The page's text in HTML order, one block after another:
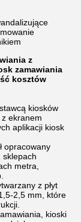
z
zamawiania
kosztów
kiosków
ekranem
aplikacji kiosk
opracowany
sklepach
metra,
z płyt
2,5 mm, które
kioski